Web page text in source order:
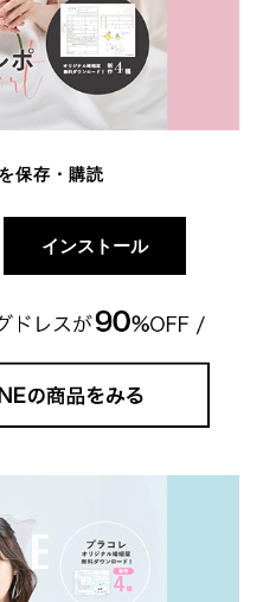
保存・購読
インストール